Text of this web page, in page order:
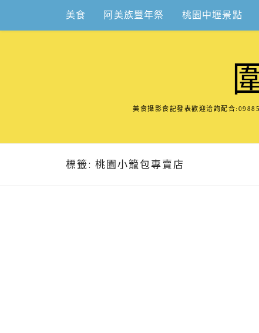
content
美食 阿美族豐年祭 桃園中壢景點
美食攝影食記發表歡迎洽詢配合
標籤: 桃園小籠包專賣店